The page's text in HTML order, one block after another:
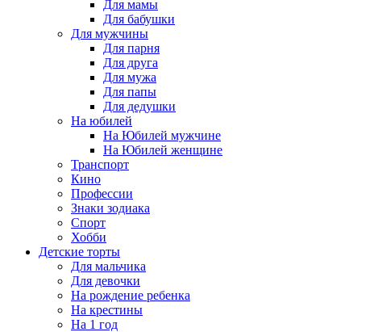
Для мамы
Для бабушки
Для мужчины
Для парня
Для друга
Для мужа
Для папы
Для дедушки
На юбилей
На Юбилей мужчине
На Юбилей женщине
Транспорт
Кино
Профессии
Знаки зодиака
Спорт
Хобби
Детские торты
Для мальчика
Для девочки
На рождение ребенка
На крестины
На 1 год